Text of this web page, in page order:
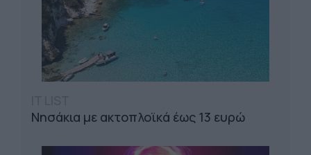
Νησάκια με ακτοπλοϊκά έως 13 ευρώ